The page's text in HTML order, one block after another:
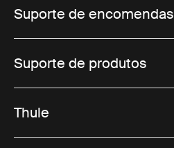
Suporte de encomendas
Suporte de produtos
Thule